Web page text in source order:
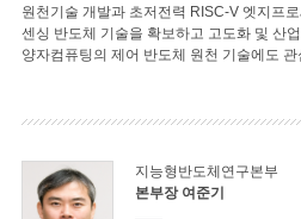
원천기술 개발과 초저전력 RISC-V 엣지프
센싱 반도체 기술을 확보하고 고도화 및 산
양자컴퓨팅의 제어 반도체 원천 기술에도
지능형반도체연구본부
본부장 여준기